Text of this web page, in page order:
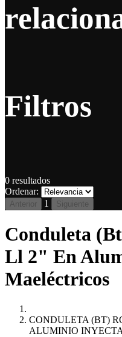
Filtros
0 resultados
Ordenar:
Anterior 1 Siguiente
Conduleta
Ll 2" En
Maeléctricos
CONDULETA (BT)
ALUMINIO